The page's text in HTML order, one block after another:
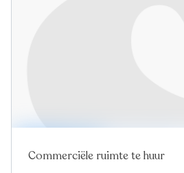
Commerciële ruimte te huur